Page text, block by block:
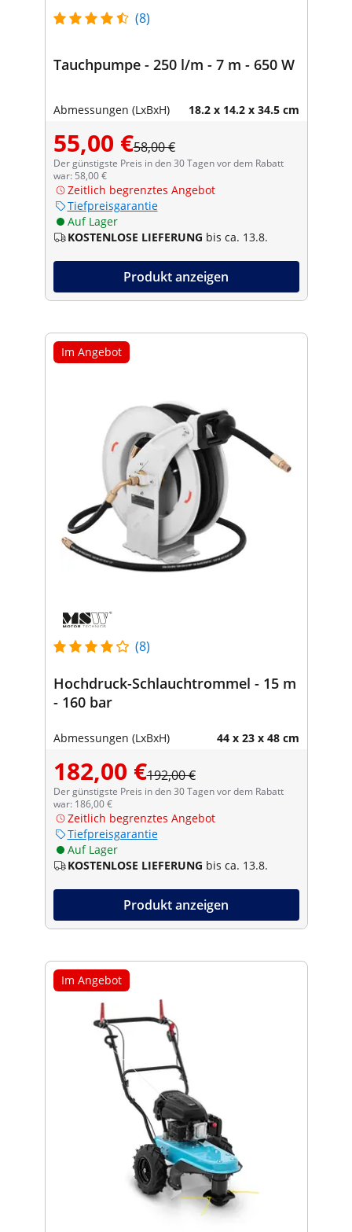
(8)
Tauchpumpe - 250 l/m - 7 m - 650 W
Abmessungen (LxBxH) 18.2 x 14.2 x 34.5 cm
55,00 €58,00 €
Der günstigste Preis in den 30 Tagen vor dem Rabatt
war: 58,00 €
Zeitlich begrenztes Angebot
Tiefpreisgarantie
Auf Lager
KOSTENLOSE LIEFERUNG bis ca. 13.8.
Produkt anzeigen
Im Angebot
(8)
Hochdruck-Schlauchtrommel - 15 m
- 160 bar
Abmessungen (LxBxH) 44 x 23 x 48 cm
182,00 €192,00 €
Der günstigste Preis in den 30 Tagen vor dem Rabatt
war: 186,00 €
Zeitlich begrenztes Angebot
Tiefpreisgarantie
Auf Lager
KOSTENLOSE LIEFERUNG bis ca. 13.8.
Produkt anzeigen
Im Angebot